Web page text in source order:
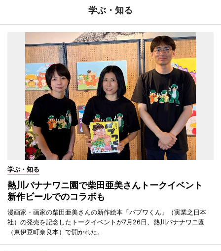
学ぶ・知る
学ぶ・知る
熱川バナナワニ園で柴田亜美さんトークイベント
新作ビールでのコラボも
漫画家・画家の柴田亜美さんの新作絵本「パプワくん」（実業之日本
社）の発売を記念したトークイベントが7月26日、熱川バナナワニ園
（東伊豆町奈良本）で開かれた。